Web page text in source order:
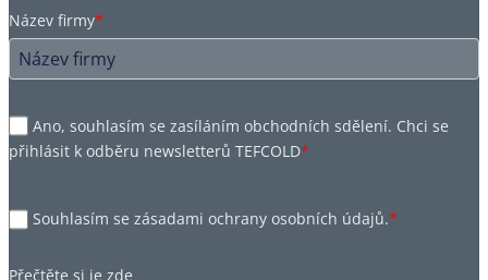
Název firmy*
Ano, souhlasím se zasíláním obchodních sdělení. Chci se
přihlásit k odběru newsletterů TEFCOLD*
Souhlasím se zásadami ochrany osobních údajů.*
Přečtěte si je zde